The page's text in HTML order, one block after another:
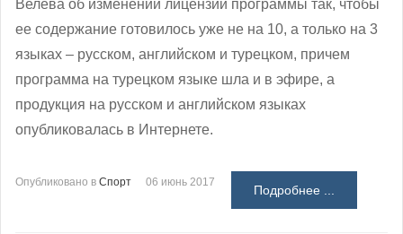
Велева об изменении лицензии программы так, чтобы
ее содержание готовилось уже не на 10, а только на 3
языках – русском, английском и турецком, причем
программа на турецком языке шла и в эфире, а
продукция на русском и английском языках
опубликовалась в Интернете.
Опубликовано в Спорт 06 июнь 2017
Подробнее ...